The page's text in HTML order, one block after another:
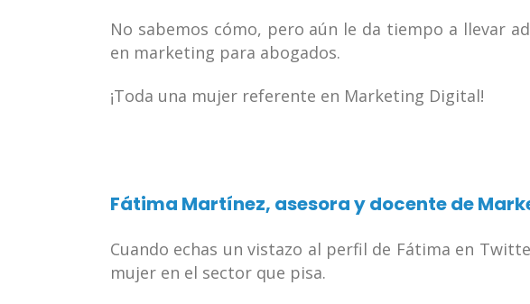
No sabemos cómo, pero aún le da tiempo a llevar
en marketing para abogados.
¡Toda una mujer referente en Marketing Digital!
Fátima Martínez, asesora y docente de
Cuando echas un vistazo al perfil de Fátima en
mujer en el sector que pisa.